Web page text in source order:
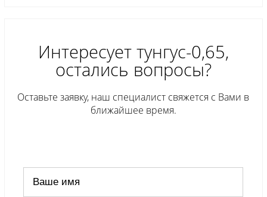
Интересует тунгус-0,65,
остались вопросы?
Оставьте заявку, наш специалист свяжется с Вами в
ближайшее время.